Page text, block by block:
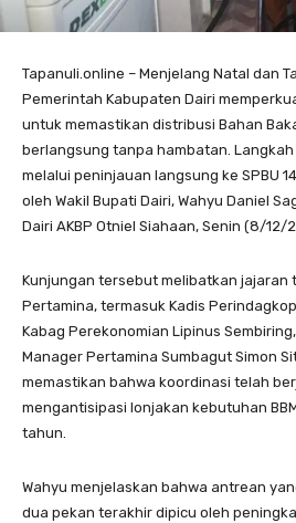
Tapanuli.online – Menjelang Natal dan
Pemerintah Kabupaten Dairi
untuk memastikan distribusi Bahan
berlangsung tanpa hambatan.
melalui peninjauan langsung ke SPBU
oleh Wakil Bupati Dairi, Wahyu Daniel
Dairi AKBP Otniel Siahaan, Senin (8/12/
Kunjungan tersebut melibatkan jajaran
Pertamina, termasuk Kadis
Kabag Perekonomian Lipinus
Manager Pertamina Sumbagut Simon
memastikan bahwa koordinasi telah
mengantisipasi lonjakan kebutuhan
tahun.
Wahyu menjelaskan bahwa antrean
dua pekan terakhir dipicu oleh